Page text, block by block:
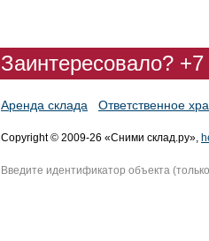
Заинтересовало?
Аренда склада Ответственное
Copyright © 2009-26 «Сними склад.ру»,
Введите идентификатор объекта